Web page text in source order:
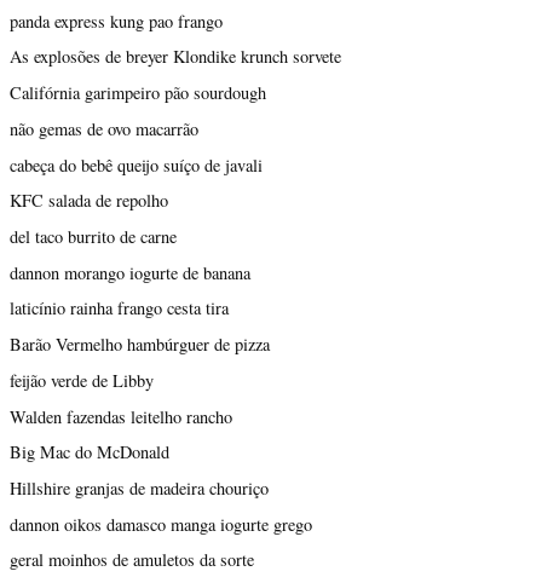
panda express kung pao frango
As explosões de breyer Klondike krunch sorvete
Califórnia garimpeiro pão sourdough
não gemas de ovo macarrão
cabeça do bebê queijo suíço de javali
KFC salada de repolho
del taco burrito de carne
dannon morango iogurte de banana
laticínio rainha frango cesta tira
Barão Vermelho hambúrguer de pizza
feijão verde de Libby
Walden fazendas leitelho rancho
Big Mac do McDonald
Hillshire granjas de madeira chouriço
dannon oikos damasco manga iogurte grego
geral moinhos de amuletos da sorte